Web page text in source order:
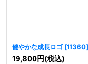
健やかな成長ロゴ [11360]
19,800円(税込)